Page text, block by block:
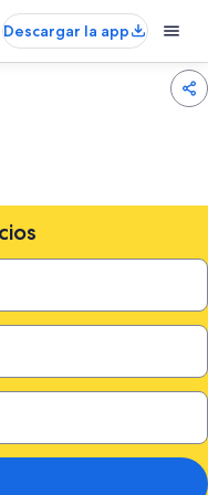
Descargar la app